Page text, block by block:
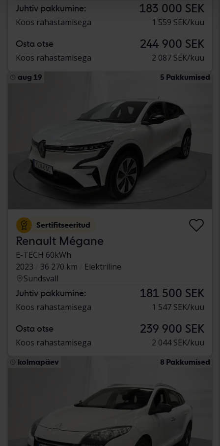
Juhtiv pakkumine: 183 000 SEK
Koos rahastamisega 1 559 SEK/kuu
Osta otse 244 900 SEK
Koos rahastamisega 2 087 SEK/kuu
aug 19 5 Pakkumised
Sertifitseeritud
Renault Mégane
E-TECH 60kWh
2023
36 270 km
Elektriline
Sundsvall
Juhtiv pakkumine: 181 500 SEK
Koos rahastamisega 1 547 SEK/kuu
Osta otse 239 900 SEK
Koos rahastamisega 2 044 SEK/kuu
kolmapäev 8 Pakkumised